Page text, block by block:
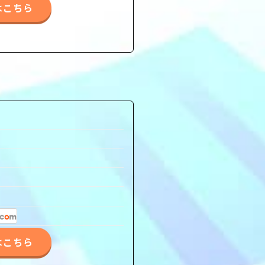
ちら
ちら